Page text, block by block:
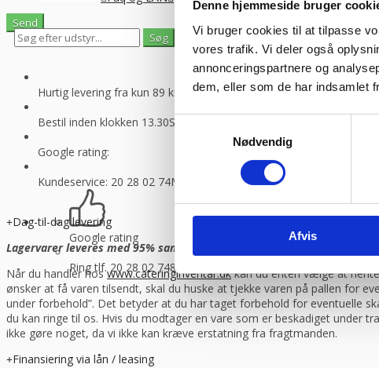
Denne hjemmeside bruger
Vi bruger cookies til at tilpasse
vores trafik. Vi deler også
annonceringspartnere og
dem, eller som de har indsamlet
Samtykkevalg
Nødvendig
Afvis
Se gemte varer
Se indkøbskurv
Hurtig levering fra kun 89 kr.
Vi sender med GLS og Danske
Bestil inden klokken 13.30Så sender vi lagervarer samme dag
Google rating:
Kundeservice: 20 28 02 74Man-torsdag 08:30 – 16.00, fredag 08:30
Google rating
Ring tlf. 20 28 02 748-16.30 (fre 8-13.30)
Dag-til-dag levering
Lagervarer leveres med 95% sandsynlighed allerede den første
Når du handler hoswww.cateringinventar.dkkan du enten vælge at
ønsker at få varen tilsendt, skal du huske at tjekke varen på pallen for
under forbehold”. Det betyder at du har taget forbehold for eventuelle
du kan ringe til os. Hvis du modtager en vare som er beskadiget under
ikke gøre noget, da vi ikke kan kræve erstatning fra fragtmanden.
Finansiering via lån / leasing